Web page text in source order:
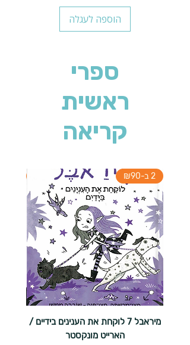
הוספה לעגלה
ספרי
ראשית
קריאה
2 ב-₪90
מיראבל 7 לוקחת את הענינים בידיים /
הארייט מונקסטר